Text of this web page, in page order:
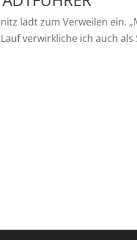
lädt zum Verweilen ein.
verwirkliche ich auch als